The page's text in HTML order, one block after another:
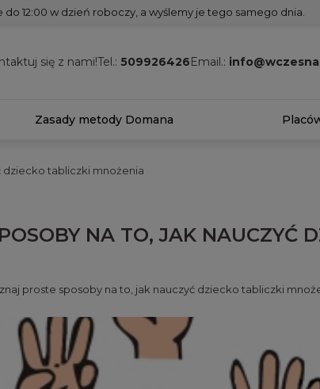
do 12:00 w dzień roboczy, a wyślemy je tego samego dnia.
się z nami!Tel.: 509926426Email.:
Zasady metody Domana
dziecko tabliczki mnożenia
NA TO, JAK NAUCZYĆ
proste sposoby na to, jak nauczyć dziecko tabliczki